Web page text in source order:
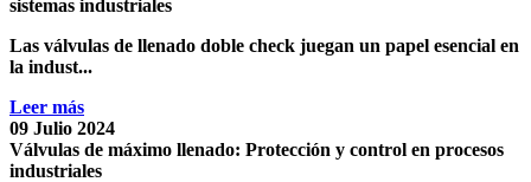
sistemas industriales
Las válvulas de llenado doble check juegan un papel esencial en
la indust...
Leer más
09 Julio 2024
Válvulas de máximo llenado: Protección y control en procesos
industriales